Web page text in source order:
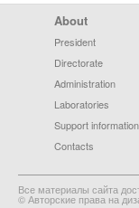
Footer Menu
About
President
Directorate
Administration
Laboratories
Support information
Contacts
Все материалы сайта
© Авторские права на